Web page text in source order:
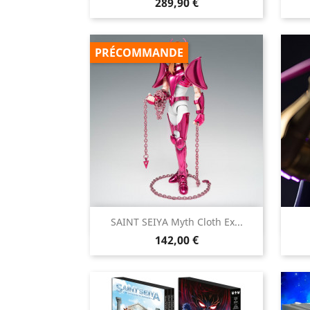
SAINT SEIYA Myth Cloth Ex...
Prix
142,00 €
PRÉCOMMANDE
Aperçu rapide